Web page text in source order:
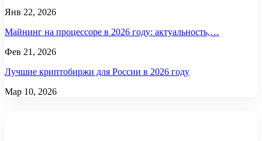
Янв 22, 2026
Майнинг на процессоре в 2026 году: актуальность,…
Фев 21, 2026
Лучшие криптобиржи для России в 2026 году
Мар 10, 2026